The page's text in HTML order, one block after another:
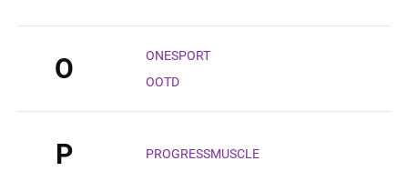
O
ONESPORT
OOTD
P PROGRESSMUSCLE